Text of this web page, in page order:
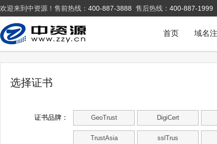
欢迎来到中资源！售前热线： 400-887-3888 售后热线： 400-887-1999
域名
首页
选择证书
证书品牌： GeoTrust DigiCert
TrustAsia sslTrus